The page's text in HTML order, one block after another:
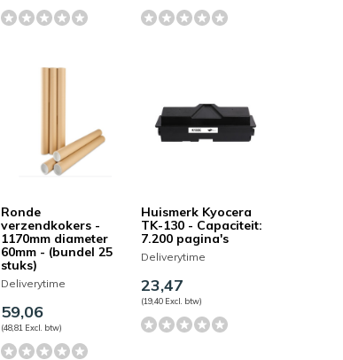
Ronde
verzendkokers -
1170mm diameter
60mm - (bundel 25
stuks)
Deliverytime
59,06
(48,81 Excl. btw)
Huismerk Kyocera
TK-130 - Capaciteit:
7.200 pagina's
Deliverytime
23,47
(19,40 Excl. btw)